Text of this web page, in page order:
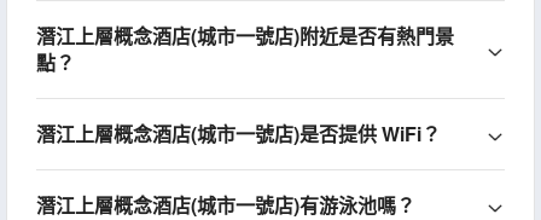
潛江上層概念酒店(城市一號店)附近是否有熱門景
點？
潛江上層概念酒店(城市一號店)是否提供 WiFi？
潛江上層概念酒店(城市一號店)有游泳池嗎？